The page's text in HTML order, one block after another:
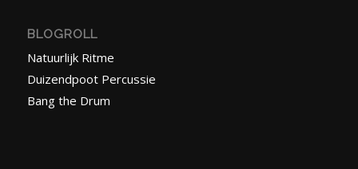
BLOGROLL
Natuurlijk Ritme
Duizendpoot Percussie
Bang the Drum